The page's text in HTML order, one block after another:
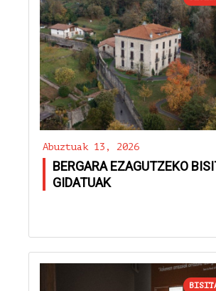
Abuztuak 13, 2026
BERGARA EZAGUTZEKO
GIDATUAK